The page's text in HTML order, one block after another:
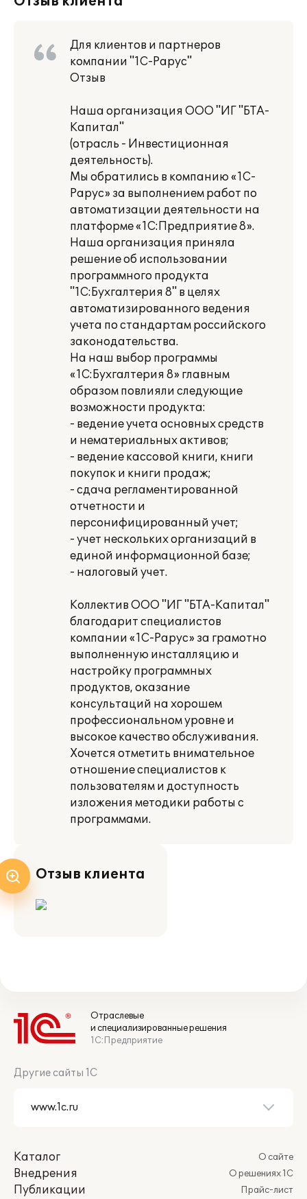
Для клиентов и партнеров
компании "1С-Рарус"
Отзыв
Наша организация ООО "ИГ "БТА-
Капитал"
(отрасль - Инвестиционная
деятельность).
Мы обратились в компанию «1С-
Рарус» за выполнением работ по
автоматизации деятельности на
платформе «1С:Предприятие 8».
Наша организация приняла
решение об использовании
программного продукта
"1C:Бухгалтерия 8" в целях
автоматизированного ведения
учета по стандартам российского
законодательства.
На наш выбор программы
«1С:Бухгалтерия 8» главным
образом повлияли следующие
возможности продукта:
- ведение учета основных средств
и нематериальных активов;
- ведение кассовой книги, книги
покупок и книги продаж;
- сдача регламентированной
отчетности и
персонифицированный учет;
- учет нескольких организаций в
единой информационной базе;
- налоговый учет.
Коллектив ООО "ИГ "БТА-Капитал"
благодарит специалистов
компании «1С-Рарус» за грамотно
выполненную инсталляцию и
настройку программных
продуктов, оказание
консультаций на хорошем
профессиональном уровне и
высокое качество обслуживания.
Хочется отметить внимательное
отношение специалистов к
пользователям и доступность
изложения методики работы с
программами.
Отзыв клиента
Отраслевые
и специализированные решения
1С:Предприятие
Другие сайты 1С
Каталог
Внедрения
Публикации
О сайте
О решениях 1С
Прайс-лист